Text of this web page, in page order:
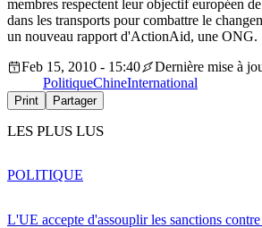
membres respectent leur objectif européen
dans les transports pour combattre le
un nouveau rapport d'ActionAid, une ONG.
Feb 15, 2010 - 15:40
Dernière mise à
PolitiqueChineInternational
Print Partager
LES PLUS LUS
L'UE accepte d'assouplir les sanctions
POLITIQUE